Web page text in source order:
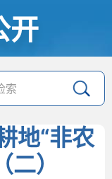
开
地“非农
）